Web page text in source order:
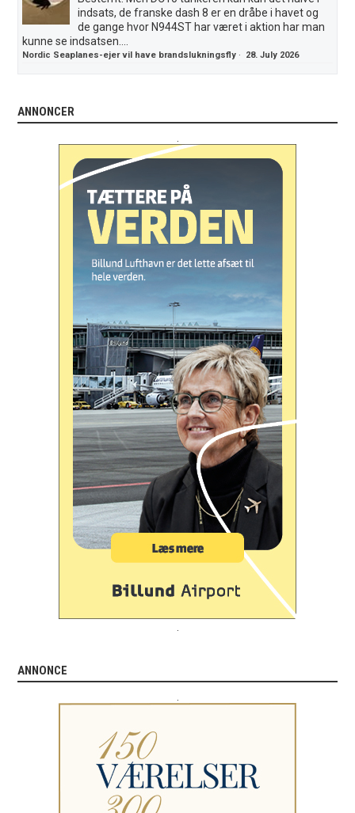
indsats, de franske dash 8 er en dråbe i havet og
de gange hvor N944ST har været i aktion har man
kunne se indsatsen....
Nordic Seaplanes-ejer vil have brandslukningsfly · 28. July 2026
ANNONCER
ANNONCE